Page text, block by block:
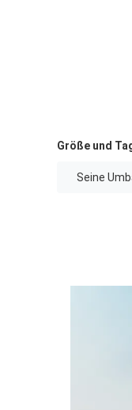
Größe und
Seine